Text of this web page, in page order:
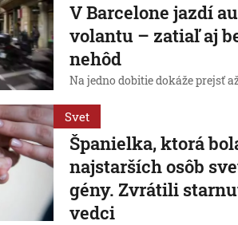
V Barcelone jazdí
volantu – zatiaľ aj
nehôd
Na jedno dobitie dokáže prejsť
Svet
Španielka, ktorá
najstarších osôb
gény. Zvrátili
vedci